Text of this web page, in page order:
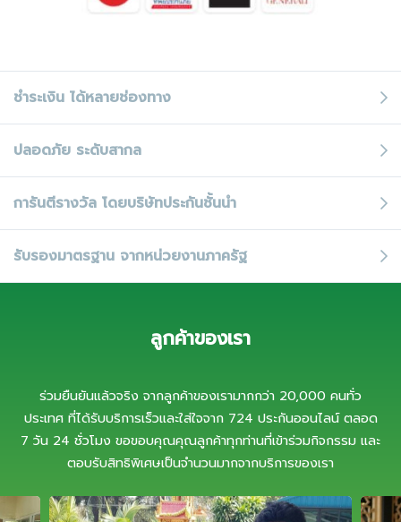
ชำระเงิน ได้หลายช่องทาง
ปลอดภัย ระดับสากล
การันตีรางวัล โดยบริษัทประกันชั้นนำ
รับรองมาตรฐาน จากหน่วยงานภาครัฐ
ลูกค้าของเรา
ร่วมยืนยันแล้วจริง จากลูกค้าของเรามากกว่า 20,000 คนทั่ว
ประเทศ ที่ได้รับบริการเร็วและใส่ใจจาก 724 ประกันออนไลน์ ตลอด
7 วัน 24 ชั่วโมง ขอขอบคุณคุณลูกค้าทุกท่านที่เข้าร่วมกิจกรรม และ
ตอบรับสิทธิพิเศษเป็นจำนวนมากจากบริการของเรา